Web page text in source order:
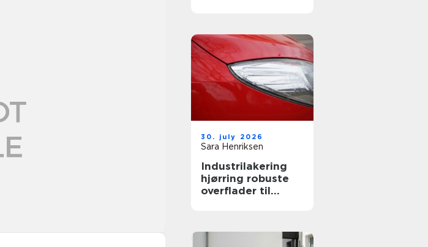
30. july 2026
Sara Henriksen
Industrilakering
hjørring robuste
overflader til